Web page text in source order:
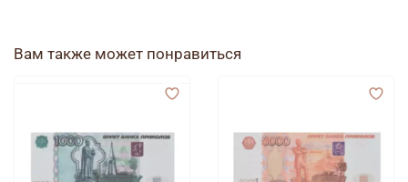
Вам также может понравиться